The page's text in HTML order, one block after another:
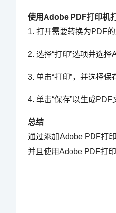
使用Adobe PDF打印机
1. 打开需要转换为PDF的
2. 选择“打印”选项并选择
3. 单击“打印”，并选择保
4. 单击“保存”以生成PDF
总结
通过添加Adobe PDF打
并且使用Adobe PDF打